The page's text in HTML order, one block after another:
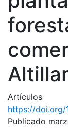
Artículos
https://doi.org/
Publicado